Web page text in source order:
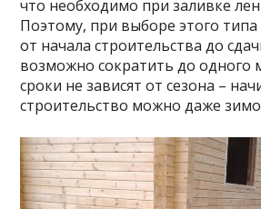
что необходимо при заливке
Поэтому, при выборе этого
от начала строительства до
возможно сократить до одного
сроки не зависят от сезона –
строительство можно даже